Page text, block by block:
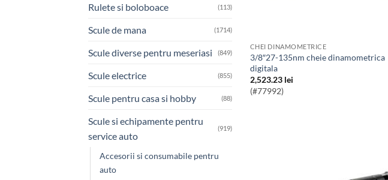
Rulete si boloboace (113)
Scule de mana (1714)
Scule diverse pentru meseriasi (849)
Scule electrice (855)
Scule pentru casa si hobby (88)
Scule si echipamente pentru
service auto
(919)
Accesorii si consumabile pentru
auto
CHEI DINAMOMETRICE
3/8″27-135nm cheie dinamometrica
digitala
2,523.23 lei
(#77992)